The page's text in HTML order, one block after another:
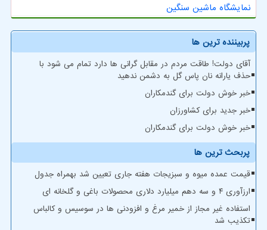
نمایشگاه ماشین سنگین
پربیننده ترین ها
آقای دولت! طاقت مردم در مقابل گرانی ها دارد تمام می شود با
حذف یارانه نان پاس گل به دشمن ندهید
خبر خوش دولت برای گندمکاران
خبر جدید برای کشاورزان
خبر خوش دولت برای گندمکاران
پربحث ترین ها
قیمت عمده میوه و سبزیجات هفته جاری تعیین شد بهمراه جدول
ارزآوری ۴ و سه دهم میلیارد دلاری محصولات باغی و گلخانه ای
استفاده غیر مجاز از خمیر مرغ و افزودنی ها در سوسیس و کالباس
تکذیب شد